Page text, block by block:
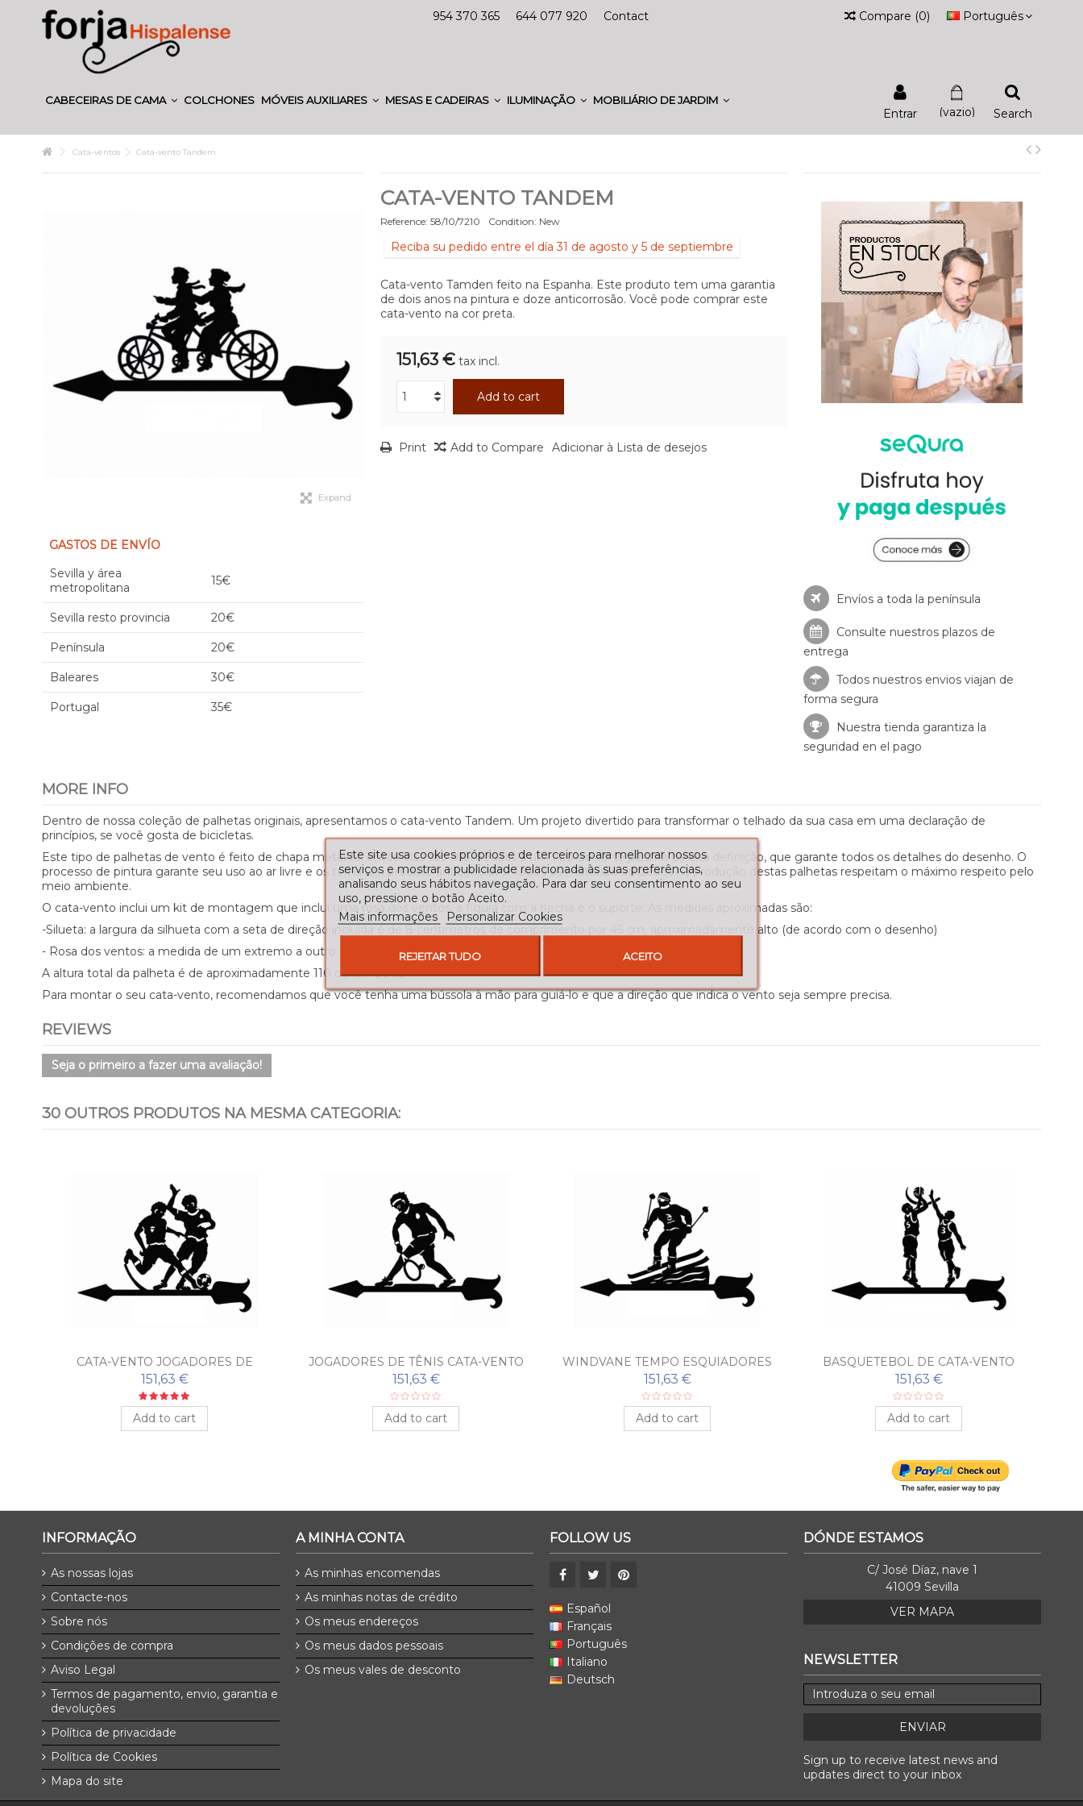
954 370 365 644 077 920 Contact Português
Compare (0)
CABECEIRAS DE CAMA COLCHONES MÓVEIS AUXILIARES MESAS E CADEIRAS ILUMINAÇÃO MOBILIÁRIO DE JARDIM
Search
(vazio)
Entrar
Cata-ventos Cata-vento Tandem
Expand
GASTOS DE ENVÍO
Sevilla y área
metropolitana
15€
Sevilla resto provincia 20€
Península 20€
Baleares 30€
Portugal 35€
CATA-VENTO TANDEM
Reference: 58/10/7210 Condition: New
Reciba su pedido entre el día 31 de agosto y 5 de septiembre
Cata-vento Tamden feito na Espanha. Este produto tem uma garantia
de dois anos na pintura e doze anticorrosão. Você pode comprar este
cata-vento na cor preta.
151,63 € tax incl.
Add to cart
Print Add to Compare Adicionar à Lista de desejos
Envíos a toda la península
Consulte nuestros plazos de
entrega
Todos nuestros envios viajan de
forma segura
Nuestra tienda garantiza la
seguridad en el pago
MORE INFO
Dentro de nossa coleção de palhetas originais, apresentamos o cata-vento Tandem. Um projeto divertido para transformar o telhado da sua casa em uma declaração de
princípios, se você gosta de bicicletas.
Este tipo de palhetas de vento é feito de chapa metálica, então elas são submetidas a um tipo de corte plasma de alta definição, que garante todos os detalhes do desenho. O
processo de pintura garante seu uso ao ar livre e os torna um produto anticorrosivo. Todos os materiais utilizados na produção destas palhetas respeitam o máximo respeito pelo
meio ambiente.
O cata-vento inclui um kit de montagem que inclui uma rosa dos ventos, a figura com a flecha e o suporte. As medidas aproximadas são:
-Silueta: a largura da silhueta com a seta de direção incluída é de 8 centímetros de comprimento por 45 cm. aproximadamente alto (de acordo com o desenho)
- Rosa dos ventos: a medida de um extremo a outro é de 66 centímetros.
A altura total da palheta é de aproximadamente 110 centímetros.
Para montar o seu cata-vento, recomendamos que você tenha uma bússola à mão para guiá-lo e que a direção que indica o vento seja sempre precisa.
REVIEWS
Seja o primeiro a fazer uma avaliação!
30 OUTROS PRODUTOS NA MESMA CATEGORIA:
CATA-VENTO JOGADORES DE
FUTEBOL
151,63 €
Add to cart
JOGADORES DE TÊNIS CATA-VENTO
151,63 €
Add to cart
WINDVANE TEMPO ESQUIADORES
151,63 €
Add to cart
BASQUETEBOL DE CATA-VENTO
151,63 €
Add to cart
INFORMAÇÃO
As nossas lojas
Contacte-nos
Sobre nós
Condições de compra
Aviso Legal
Termos de pagamento, envio, garantia e
devoluções
Política de privacidade
Política de Cookies
Mapa do site
A MINHA CONTA
As minhas encomendas
As minhas notas de crédito
Os meus endereços
Os meus dados pessoais
Os meus vales de desconto
FOLLOW US
Español
Français
Português
Italiano
Deutsch
DÓNDE ESTAMOS
C/ José Díaz, nave 1
41009 Sevilla
VER MAPA
NEWSLETTER
ENVIAR
Sign up to receive latest news and
updates direct to your inbox
Este site usa cookies próprios e de terceiros para melhorar nossos
serviços e mostrar a publicidade relacionada às suas preferências,
analisando seus hábitos navegação. Para dar seu consentimento ao seu
uso, pressione o botão Aceito.
Mais informações
Personalizar Cookies
REJEITAR TUDO ACEITO